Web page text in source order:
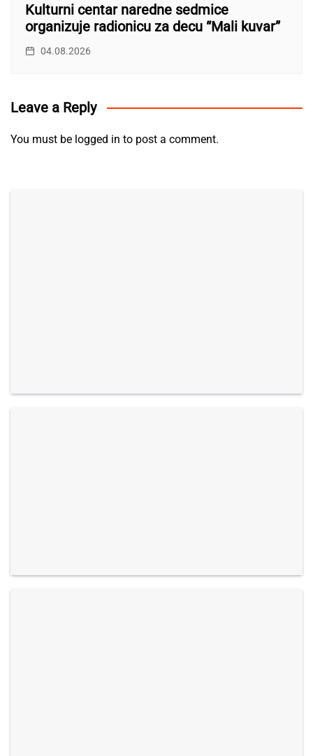
Kulturni centar naredne sedmice
organizuje radionicu za decu “Mali kuvar”
04.08.2026
Leave a Reply
You must be logged in to post a comment.